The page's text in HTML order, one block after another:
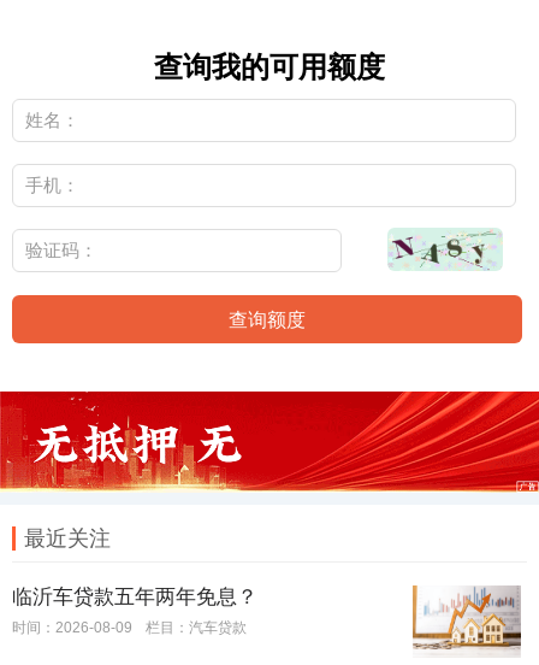
查询我的可用额度
查询额度
最近关注
临沂车贷款五年两年免息？
时间：2026-08-09 栏目： 汽车贷款